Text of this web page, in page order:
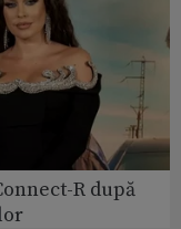
R după